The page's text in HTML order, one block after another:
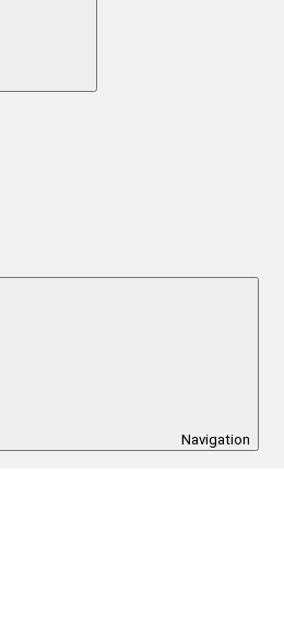
Navigation